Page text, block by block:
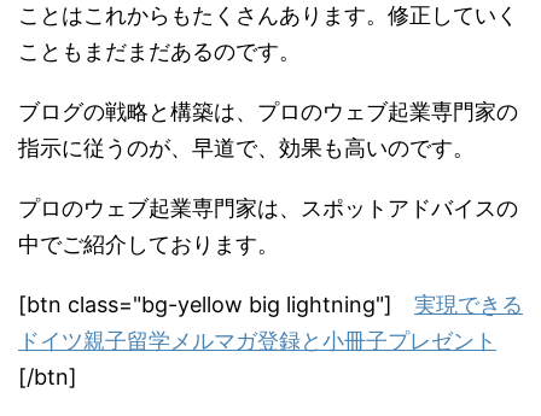
ことはこれからもたくさんあります。修正していく
こともまだまだあるのです。
ブログの戦略と構築は、プロのウェブ起業専門家の
指示に従うのが、早道で、効果も高いのです。
プロのウェブ起業専門家は、スポットアドバイスの
中でご紹介しております。
[btn class="bg-yellow big lightning"] 実現できる
ドイツ親子留学メルマガ登録と小冊子プレゼント
[/btn]